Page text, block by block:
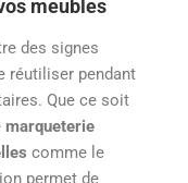
meubles
des signes
réutiliser pendant
Que ce soit
marqueterie
comme le
permet de